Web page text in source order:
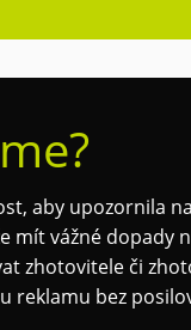
aby upozornila
mít vážné dopady
zhotovitele či
reklamu bez